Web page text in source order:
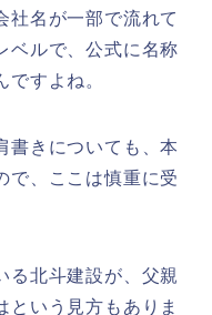
社名が一部で流れて
ベルで、公式に名称
すよね。
書きについても、本
で、ここは慎重に受
る北斗建設が、父親
という見方もありま